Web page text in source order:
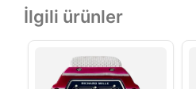
İlgili ürünler